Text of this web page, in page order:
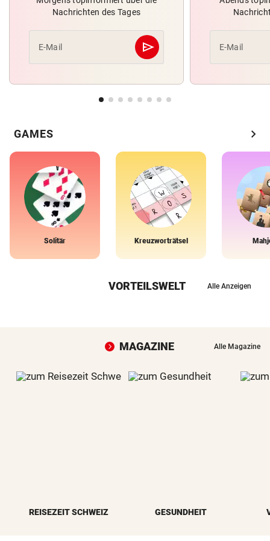
Nachrichten des Tages
E-Mail send
Abschicken E-Mail
GAMES chevron_right
Solitär Kreuzworträtsel
VORTEILSWELT Alle Anzeigen
MAGAZINE Alle Magazine
REISEZEIT SCHWEIZ GESUNDHEIT